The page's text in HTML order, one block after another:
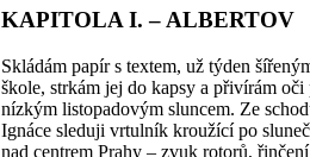
KAPITOLA I. – ALBERTOV
Skládám papír s textem, už týden
škole, strkám jej do kapsy a přivírám oči
nízkým listopadovým sluncem. Ze
Ignáce sleduji vrtulník kroužící po
nad centrem Prahy – zvuk rotorů,